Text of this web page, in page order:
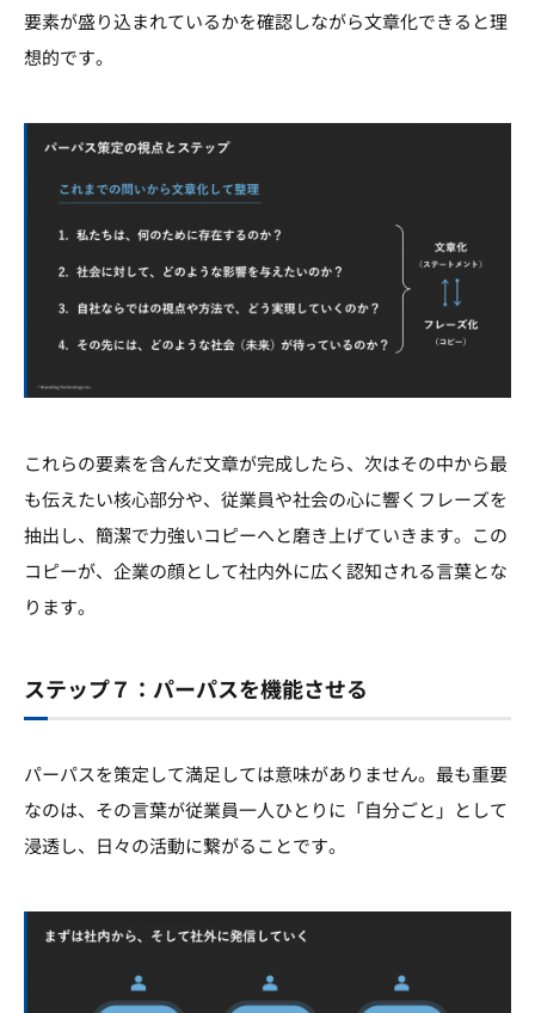
要素が盛り込まれているかを確認しながら文章化できると理
想的です。
これらの要素を含んだ文章が完成したら、次はその中から最
も伝えたい核心部分や、従業員や社会の心に響くフレーズを
抽出し、簡潔で力強いコピーへと磨き上げていきます。この
コピーが、企業の顔として社内外に広く認知される言葉とな
ります。
ステップ７：パーパスを機能させる
パーパスを策定して満足しては意味がありません。最も重要
なのは、その言葉が従業員一人ひとりに「自分ごと」として
浸透し、日々の活動に繋がることです。